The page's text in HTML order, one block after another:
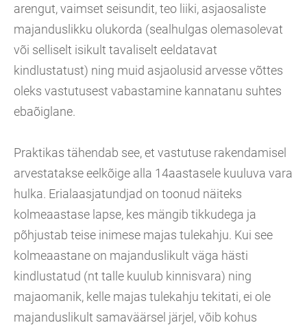
arengut, vaimset seisundit, teo liiki, asjaosaliste
majanduslikku olukorda (sealhulgas olemasolevat
või selliselt isikult tavaliselt eeldatavat
kindlustatust) ning muid asjaolusid arvesse võttes
oleks vastutusest vabastamine kannatanu suhtes
ebaõiglane.
Praktikas tähendab see, et vastutuse rakendamisel
arvestatakse eelkõige alla 14aastasele kuuluva vara
hulka. Erialaasjatundjad on toonud näiteks
kolmeaastase lapse, kes mängib tikkudega ja
põhjustab teise inimese majas tulekahju. Kui see
kolmeaastane on majanduslikult väga hästi
kindlustatud (nt talle kuulub kinnisvara) ning
majaomanik, kelle majas tulekahju tekitati, ei ole
majanduslikult samaväärsel järjel, võib kohus